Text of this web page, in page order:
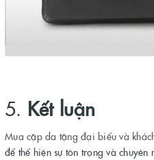
5. Kết luận
Mua cặp da tặng đại biểu và
để thể hiện sự tôn trọng và